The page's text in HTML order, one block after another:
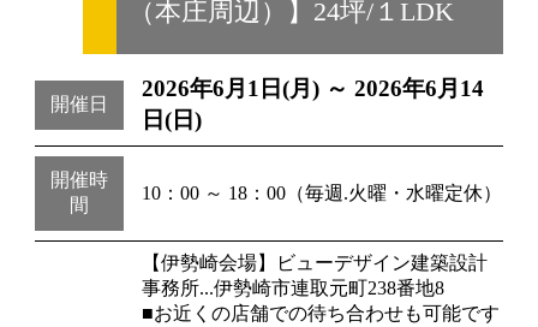
（本庄周辺）】24坪/１LDK
開催日
2026年6月1日(月) ～ 2026年6月14
日(日)
開催時
間
10：00 ～ 18：00（毎週.火曜・水曜定休）
【伊勢崎会場】ビューデザイン建築設計
事務所...伊勢崎市連取元町238番地8
■お近くの店舗での待ち合わせも可能です